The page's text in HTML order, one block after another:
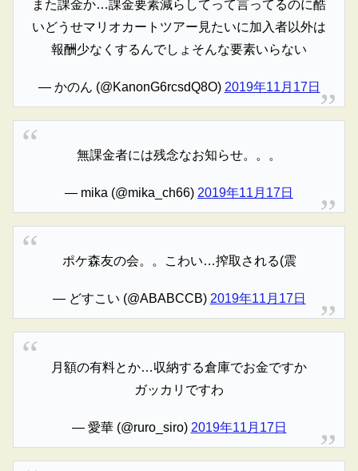
また課金か…課金要素減らしてって言ってるのに酷
いどうせマリオカートツアー見たいに加入者以外は
報酬少なくするんでしょそんな要素いらない
— かのん (@KanonG6rcsdQ8O) 2019年11月17日
無課金者には残念なお知らせ。。。
— mika (@mika_ch66) 2019年11月17日
ポケ森友の会。。こわい…搾取される(震
— どすこい (@ABABCCB) 2019年11月17日
月額の有料とか…収納する倉庫でお金ですか
ガッカリですわ
— 愛華 (@ruro_siro) 2019年11月17日